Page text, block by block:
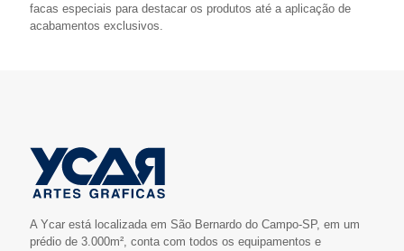
facas especiais para destacar os produtos até a aplicação de
acabamentos exclusivos.
A Ycar está localizada em São Bernardo do Campo-SP, em um
prédio de 3.000m², conta com todos os equipamentos e